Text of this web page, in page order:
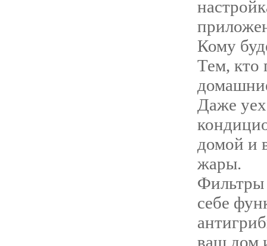
Кому
Тем, кто
Даже
домой и
жары.
Фильтры
себе
ваш дом